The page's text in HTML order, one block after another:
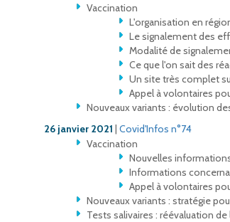
Vaccination
L'organisation en
Le signalement des
Modalité de
Ce que l'on sait des
Un site très complet
Appel à volontaires
Nouveaux variants : évolution
26 janvier 2021 | Covid'Infos n°74
Vaccination
Nouvelles
Informations
Appel à volontaires
Nouveaux variants : stratégie
Tests salivaires : réévaluation